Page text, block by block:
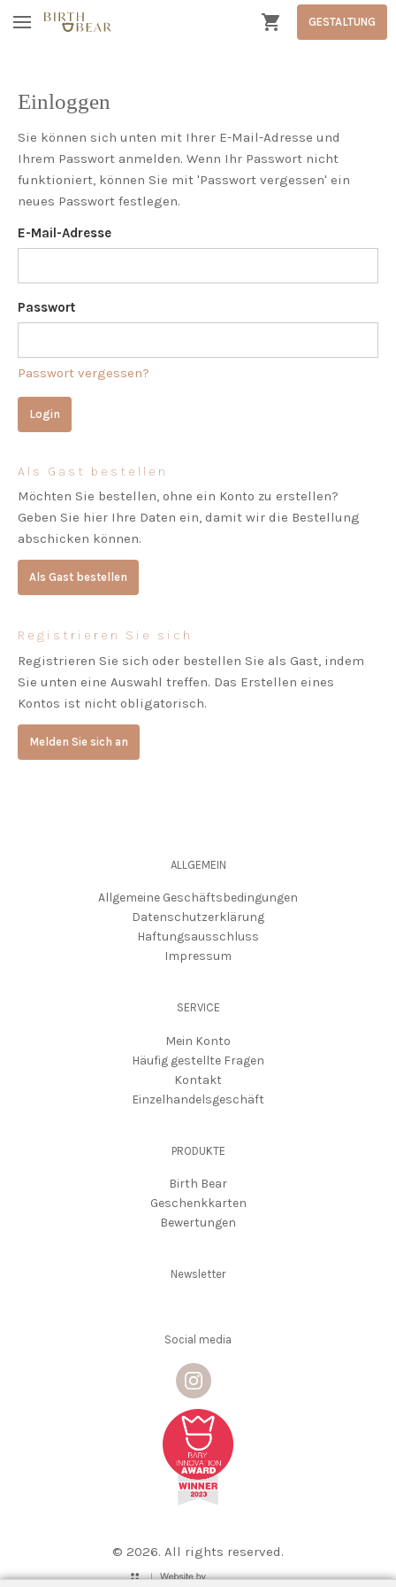
GESTALTUNG
Einloggen
Sie können sich unten mit Ihrer E-Mail-Adresse und
Ihrem Passwort anmelden. Wenn Ihr Passwort nicht
funktioniert, können Sie mit 'Passwort vergessen' ein
neues Passwort festlegen.
E-Mail-Adresse
Passwort
Passwort vergessen?
Als Gast bestellen
Möchten Sie bestellen, ohne ein Konto zu erstellen?
Geben Sie hier Ihre Daten ein, damit wir die Bestellung
abschicken können.
Als Gast bestellen
Registrieren Sie sich
Registrieren Sie sich oder bestellen Sie als Gast, indem
Sie unten eine Auswahl treffen. Das Erstellen eines
Kontos ist nicht obligatorisch.
Melden Sie sich an
ALLGEMEIN
Allgemeine Geschäftsbedingungen
Datenschutzerklärung
Haftungsausschluss
Impressum
SERVICE
Mein Konto
Häufig gestellte Fragen
Kontakt
Einzelhandelsgeschäft
PRODUKTE
Birth Bear
Geschenkkarten
Bewertungen
Newsletter
Social media
© 2026. All rights reserved.